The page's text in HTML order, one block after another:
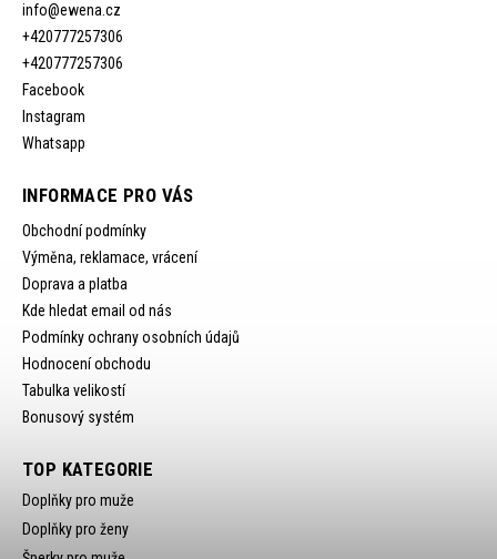
info@ewena.cz
+420777257306
+420777257306
Facebook
Instagram
Whatsapp
INFORMACE PRO VÁS
Obchodní podmínky
Výměna, reklamace, vrácení
Doprava a platba
Kde hledat email od nás
Podmínky ochrany osobních údajů
Hodnocení obchodu
Tabulka velikostí
Bonusový systém
TOP KATEGORIE
Doplňky pro muže
Doplňky pro ženy